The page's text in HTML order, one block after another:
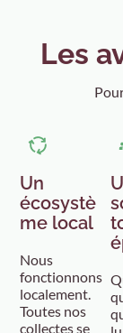
Les
Un
écosystè
me local
Nous
fonctionnons
localement.
Toutes nos
collectes se